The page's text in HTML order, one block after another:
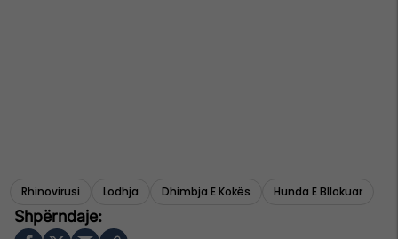
Rhinovirusi Lodhja Dhimbja E Kokës Hunda E Bllokuar